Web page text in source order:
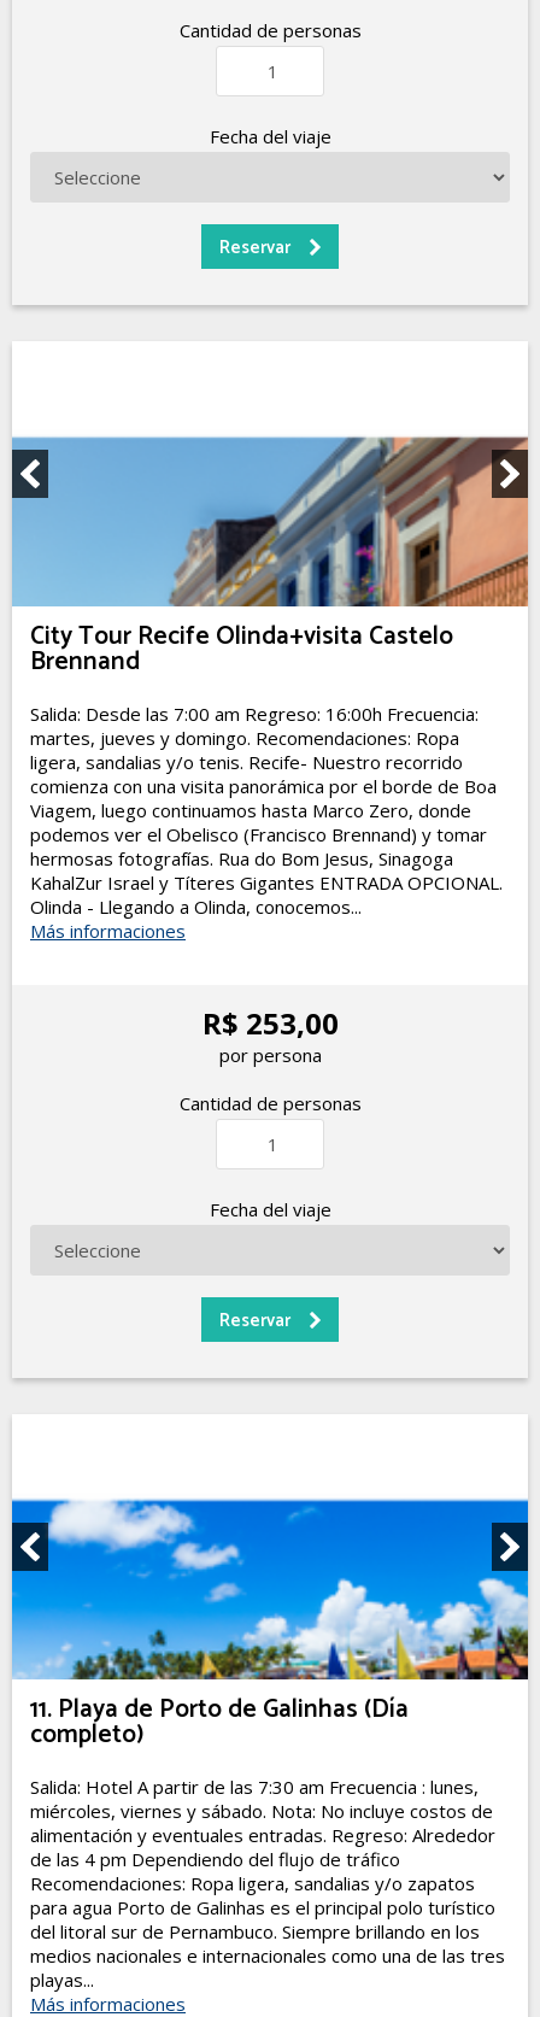
Cantidad de personas
Fecha del viaje
City Tour Recife Olinda+visita Castelo
Brennand
Salida: Desde las 7:00 am Regreso: 16:00h Frecuencia:
martes, jueves y domingo. Recomendaciones: Ropa
ligera, sandalias y/o tenis. Recife- Nuestro recorrido
comienza con una visita panorámica por el borde de Boa
Viagem, luego continuamos hasta Marco Zero, donde
podemos ver el Obelisco (Francisco Brennand) y tomar
hermosas fotografías. Rua do Bom Jesus, Sinagoga
KahalZur Israel y Títeres Gigantes ENTRADA OPCIONAL.
Olinda - Llegando a Olinda, conocemos...
Más informaciones
R$ 253,00
por persona
Cantidad de personas
Fecha del viaje
11. Playa de Porto de Galinhas (Día
completo)
Salida: Hotel A partir de las 7:30 am Frecuencia : lunes,
miércoles, viernes y sábado. Nota: No incluye costos de
alimentación y eventuales entradas. Regreso: Alrededor
de las 4 pm Dependiendo del flujo de tráfico
Recomendaciones: Ropa ligera, sandalias y/o zapatos
para agua Porto de Galinhas es el principal polo turístico
del litoral sur de Pernambuco. Siempre brillando en los
medios nacionales e internacionales como una de las tres
playas...
Más informaciones